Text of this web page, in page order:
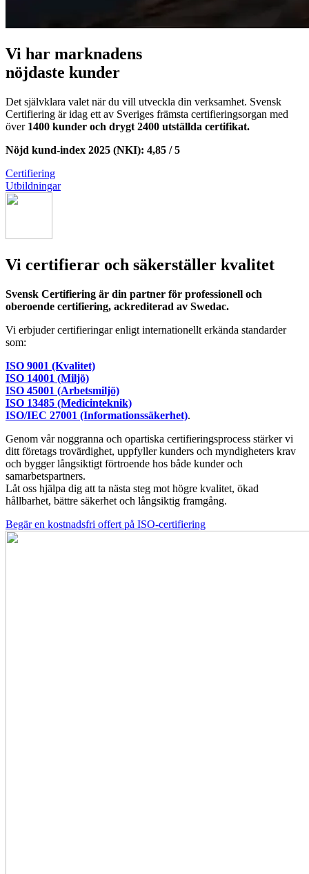
Vi har marknadens
nöjdaste kunder
Det självklara valet när du vill utveckla din verksamhet. Svensk
Certifiering är idag ett av Sveriges främsta certifieringsorgan med
över 1400 kunder och drygt 2400 utställda certifikat.
Nöjd kund-index 2025 (NKI): 4,85 / 5
Certifiering
Utbildningar
Vi certifierar och säkerställer kvalitet
Svensk Certifiering är din partner för professionell och
oberoende certifiering, ackrediterad av Swedac.
Vi erbjuder certifieringar enligt internationellt erkända standarder
som:
ISO 9001 (Kvalitet)
ISO 14001 (Miljö)
ISO 45001 (Arbetsmiljö)
ISO 13485 (Medicinteknik)
ISO/IEC 27001 (Informationssäkerhet).
Genom vår noggranna och opartiska certifieringsprocess stärker vi
ditt företags trovärdighet, uppfyller kunders och myndigheters krav
och bygger långsiktigt förtroende hos både kunder och
samarbetspartners.
Låt oss hjälpa dig att ta nästa steg mot högre kvalitet, ökad
hållbarhet, bättre säkerhet och långsiktig framgång.
Begär en kostnadsfri offert på ISO-certifiering